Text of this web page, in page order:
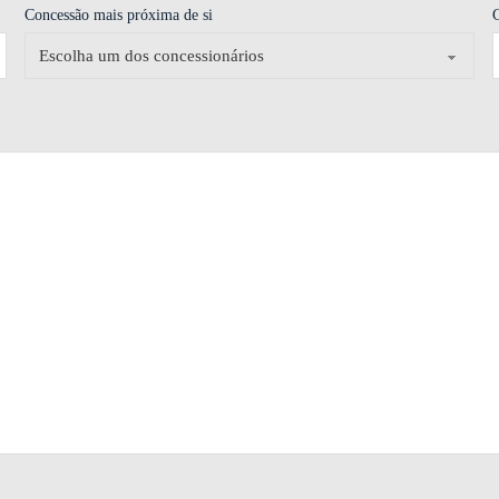
Concessão mais próxima de si